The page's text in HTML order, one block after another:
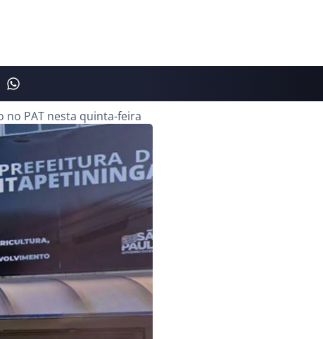
PAT nesta quinta-feira